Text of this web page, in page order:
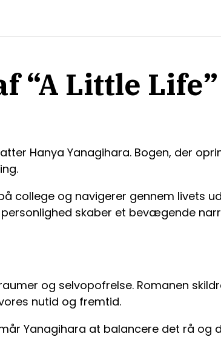
“A Little Life”
Hanya Yanagihara. Bogen, der
college og navigerer gennem livets
skaber et bevægende
og selvopofrelse. Romanen
nutid og fremtid.
Yanagihara at balancere det rå og